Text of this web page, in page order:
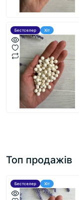
Бестселер Хіт
Топ продажів
Бестселер Хіт